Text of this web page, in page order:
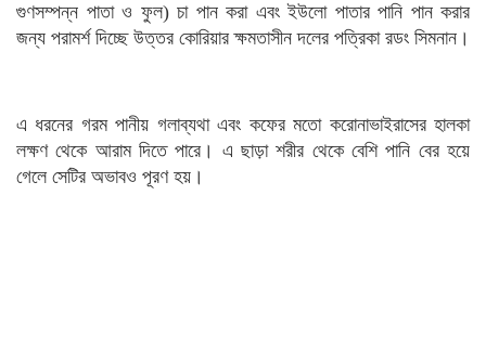
গুণসম্পন্ন পাতা ও ফুল) চা পান করা এবং ইউলো পাতার পানি পান করার
জন্য পরামর্শ দিচ্ছে উত্তর কোরিয়ার ক্ষমতাসীন দলের পত্রিকা রডং সিমনান।
এ ধরনের গরম পানীয় গলাব্যথা এবং কফের মতো করোনাভাইরাসের হালকা
লক্ষণ থেকে আরাম দিতে পারে। এ ছাড়া শরীর থেকে বেশি পানি বের হয়ে
গেলে সেটির অভাবও পূরণ হয়।